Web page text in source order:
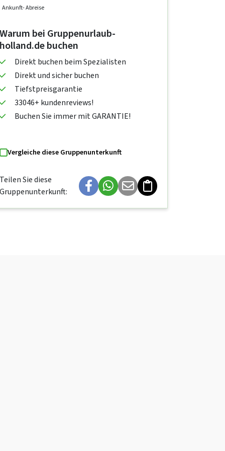
Ankunft- Abreise
Warum bei Gruppenurlaub-
holland.de buchen
Direkt buchen beim Spezialisten
Direkt und sicher buchen
Tiefstpreisgarantie
33046+ kundenreviews!
Buchen Sie immer mit GARANTIE!
Vergleiche diese Gruppenunterkunft
Teilen Sie diese
Gruppenunterkunft: